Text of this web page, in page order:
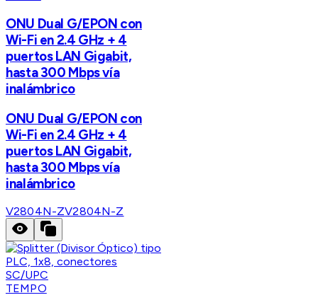
ONU Dual G/EPON con
Wi-Fi en 2.4 GHz + 4
puertos LAN Gigabit,
hasta 300 Mbps vía
inalámbrico
ONU Dual G/EPON con
Wi-Fi en 2.4 GHz + 4
puertos LAN Gigabit,
hasta 300 Mbps vía
inalámbrico
V2804N-ZV2804N-Z
TEMPO